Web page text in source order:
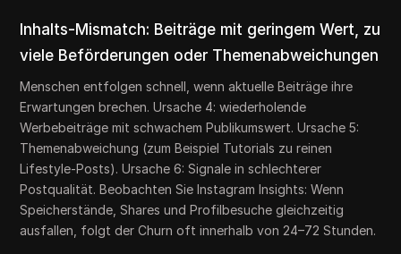
Inhalts-Mismatch: Beiträge mit geringem Wert, zu
viele Beförderungen oder Themenabweichungen
Menschen entfolgen schnell, wenn aktuelle Beiträge ihre
Erwartungen brechen. Ursache 4: wiederholende
Werbebeiträge mit schwachem Publikumswert. Ursache 5:
Themenabweichung (zum Beispiel Tutorials zu reinen
Lifestyle-Posts). Ursache 6: Signale in schlechterer
Postqualität. Beobachten Sie Instagram Insights: Wenn
Speicherstände, Shares und Profilbesuche gleichzeitig
ausfallen, folgt der Churn oft innerhalb von 24–72 Stunden.